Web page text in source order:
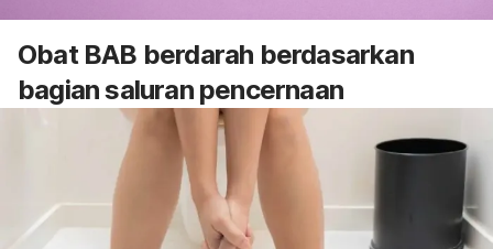
Obat BAB berdarah berdasarkan
bagian saluran pencernaan